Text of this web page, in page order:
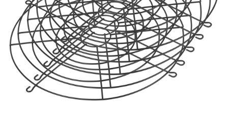
ЗАЯВКА
КОНТАКТЫ